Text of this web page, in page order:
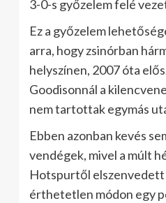
3-0-s győzelem felé
Ez a győzelem
arra, hogy zsinórban
helyszínen, 2007 óta
Goodisonnál a
nem tartottak egymás
Ebben azonban kevés
vendégek, mivel a múlt
Hotspurtől elszenvedett
érthetetlen módon egy